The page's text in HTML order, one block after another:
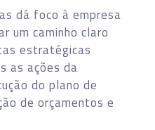
dá foco à empresa
um caminho claro
estratégicas
as ações da
do plano de
de orçamentos e